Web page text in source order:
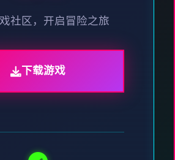
社区，开启冒险之旅
下载游戏